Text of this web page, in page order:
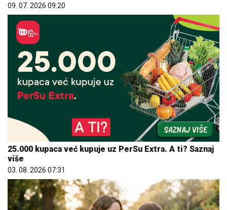
09. 07. 2026 09:20
25.000 kupaca već kupuje uz PerSu Extra. A ti? Saznaj
više
03. 08. 2026 07:31